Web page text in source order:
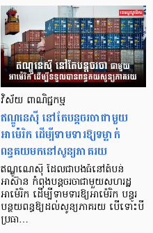
វិស័យ ពាណិជ្ជកម្ម
ឥណ្ឌូនេស៊ី នៅតែបន្តចរចាជាមួយ
អាម៉េរិក ដើម្បីទាមទារឱ្យទម្លាក់
ពន្ធគយមកនៅសូន្យភាគរយ
ឥណ្ឌូណេស៊ី ដែលជាបងធំនៅតំបន់
អាស៊ាន កំពុងបន្តចរចាជាមួយសហរដ្ឋ
អាម៉េរិក ដើម្បីទាមទារឱ្យអាម៉េរិក បន្ធូរ
បន្ថយពន្ធឱ្យដល់សូន្យភាគរយ បើទោះបី
ប្រធា…